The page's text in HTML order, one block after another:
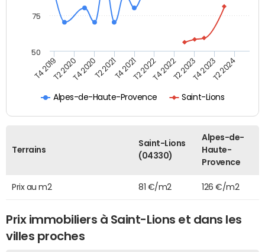
Alpes-de-Haute-Provence Saint-Lions
T4 2019T2 2020T4 2020T2 2021T4 2021T2 2022T4 2022T2 2023T4 2023T2 2024
50
75
Terrains
Saint-Lions
(04330)
Alpes-de-
Haute-
Provence
Prix au m2 81 €/m2 126 €/m2
Prix immobiliers à Saint-Lions et dans les
villes proches